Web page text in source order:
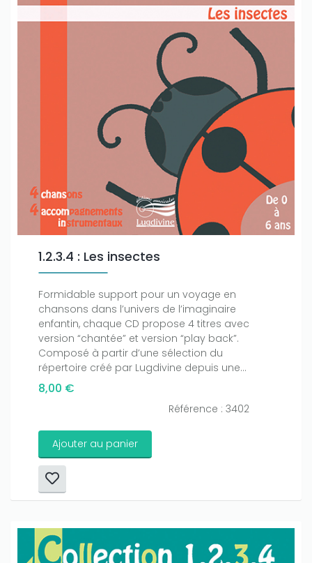
1.2.3.4 : Les insectes
Formidable support pour un voyage en
chansons dans l’univers de l’imaginaire
enfantin, chaque CD propose 4 titres avec
version “chantée” et version “play back”.
Composé à partir d’une sélection du
répertoire créé par Lugdivine depuis une...
8,00 €
Référence : 3402
Ajouter au panier